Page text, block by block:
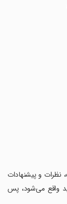
نظرات و پیشنهادات
واقع می‌شود، پس